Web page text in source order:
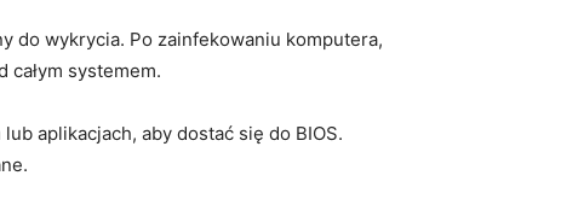
do wykrycia. Po zainfekowaniu komputera,
⁢systemem.
aplikacjach, aby dostać się ‌do BIOS.